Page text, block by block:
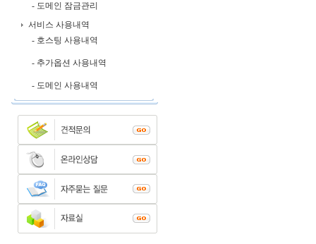
- 도메인 잠금관리
서비스 사용내역
- 호스팅 사용내역
- 추가옵션 사용내역
- 도메인 사용내역